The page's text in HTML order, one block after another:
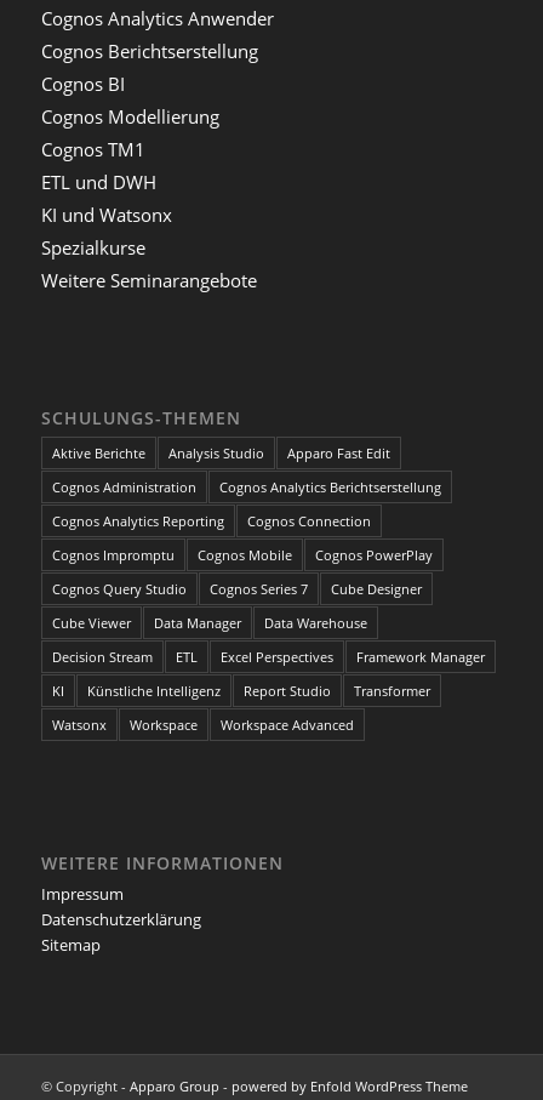
Cognos Analytics Anwender
Cognos Berichtserstellung
Cognos BI
Cognos Modellierung
Cognos TM1
ETL und DWH
KI und Watsonx
Spezialkurse
Weitere Seminarangebote
SCHULUNGS-THEMEN
Aktive Berichte Analysis Studio
Apparo Fast Edit
Cognos Administration
Cognos Analytics Berichtserstellung
Cognos Analytics Reporting
Cognos Connection
Cognos Impromptu
Cognos Mobile
Cognos PowerPlay
Cognos Query Studio
Cognos Series 7
Cube Designer
Cube Viewer
Data Manager
Data Warehouse
Decision Stream
ETL Excel Perspectives
Framework Manager
KI
Künstliche Intelligenz Report Studio
Transformer
Watsonx
Workspace Workspace Advanced
WEITERE INFORMATIONEN
Impressum
Datenschutzerklärung
Sitemap
© Copyright - Apparo Group - powered by Enfold WordPress Theme